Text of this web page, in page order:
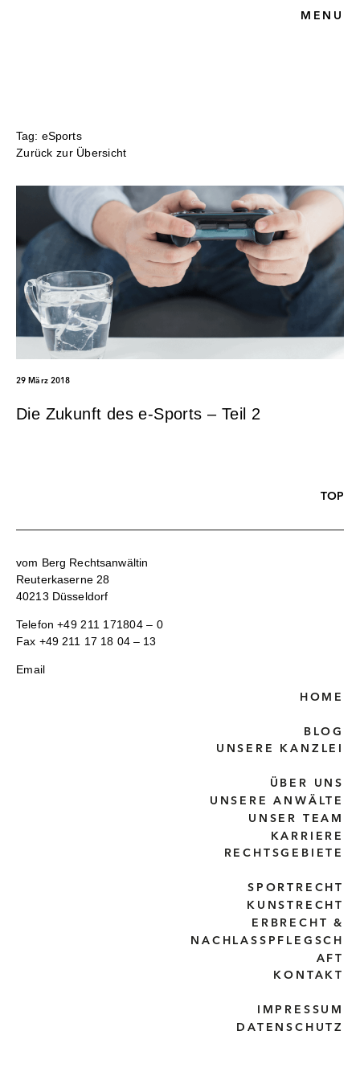
MENU
Tag: eSports
Zurück zur Übersicht
29 März 2018
Die Zukunft des e-Sports – Teil 2
TOP
vom Berg Rechtsanwältin
Reuterkaserne 28
40213 Düsseldorf
Telefon+49 211 171804 – 0
Fax +49 211 17 18 04 – 13
Email
HOME
BLOG
UNSERE KANZLEI
ÜBER UNS
UNSERE ANWÄLTE
UNSER TEAM
KARRIERE
RECHTSGEBIETE
SPORTRECHT
KUNSTRECHT
ERBRECHT &
NACHLASSPFLEGSCH
AFT
KONTAKT
IMPRESSUM
DATENSCHUTZ